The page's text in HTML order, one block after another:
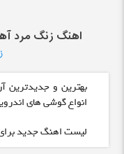
اهنگ زنگ مرد
بهترین و جدیدترین
انواع گوشی های
لیست اهنگ جدید